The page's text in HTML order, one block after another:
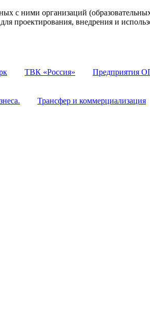
с ними организаций
проектирования, внедрения и
ТВК «Россия»
Предприятия
Трансфер и коммерциализация